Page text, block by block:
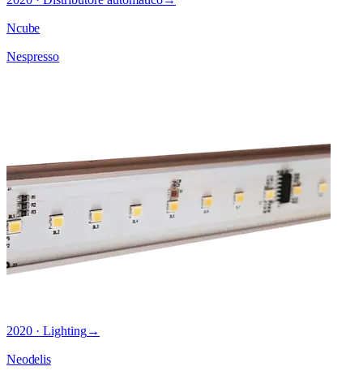
Ncube
Nespresso
2020 · Lighting→
Neodelis